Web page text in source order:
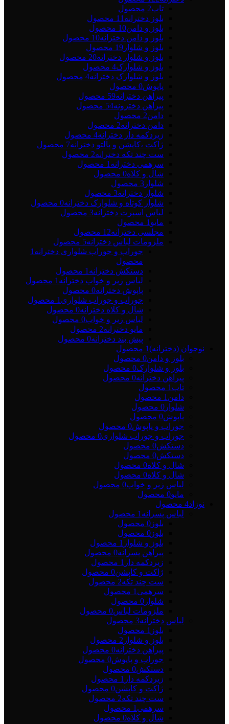
تاپ2 محصول
بلوز دخترانه 11 محصول
بلوز و دامن10 محصول
بلوز و دامن دخترانه10 محصول
بلوز و شلوار 19 محصول
بلوز و شلوار دخترانه20 محصول
بلوز و شلوارک4 محصول
بلوز و شلوارک دخترانه4 محصول
پاپوش0 محصول
پیراهن دخترانه59 محصول
پیراهن دخترونه54 محصول
دامن2 محصول
دامن دخترانه2 محصول
زیردکمه دار دخترانه4 محصول
ژاکت ،کاپشن و پالتو دخترانه7 محصول
ست چند تکه دخترانه2 محصول
سرهمی دخترانه 1 محصول
شال و کلاه0 محصول
شلوار 3 محصول
شلوار دخترانه3 محصول
شلوار کوتاه و شلوارک دخترانه0 محصول
لباس اسپرت دخترانه3 محصول
مایو 1 محصول
مجلسی دخترانه12 محصول
ملزومات لباس دخترانه5 محصول
جوراب و جوراب شلواری دخترانه 1
محصول
دستکش دخترانه 1 محصول
لباس زیر و خواب دخترانه 1 محصول
پاپوش دخترانه0 محصول
جوراب و جوراب شلواری 1 محصول
شال و کلاه دخترانه0 محصول
لباس زیر و خواب0 محصول
مایو دخترانه2 محصول
پیش بند دخترانه0 محصول
نوجوان (دخترانه)1 محصول
بلوز و دامن0 محصول
بلوز و شلوارک0 محصول
پیراهن دخترانه0 محصول
تاپ 1 محصول
دامن 1 محصول
شلوار 0 محصول
پاپوش0 محصول
جوراب و پاپوش0 محصول
جوراب و جوراب شلواری0 محصول
دستکش0 محصول
دستکش0 محصول
شال و کلاه0 محصول
شال و کلاه0 محصول
لباس زیر و خواب0 محصول
مایو0 محصول
نوزاد4 محصول
لباس پسرانه 1 محصول
بلوز 0 محصول
بلوز 0 محصول
بلوز و شلوار 1 محصول
پیراهن پسرانه0 محصول
زیردکمه دار 1 محصول
ژاکت و کاپشن0 محصول
ست چند تکه2 محصول
سرهمی 1 محصول
شلوار 0 محصول
ملزومات لباس0 محصول
لباس دخترانه3 محصول
بلوز 1 محصول
بلوز و شلوار 2 محصول
پیراهن دخترانه0 محصول
جوراب و پاپوش0 محصول
دستکش0 محصول
زیردکمه دار 1 محصول
ژاکت و کاپشن0 محصول
ست چند تکه2 محصول
سرهمی 1 محصول
شال و کلاه0 محصول